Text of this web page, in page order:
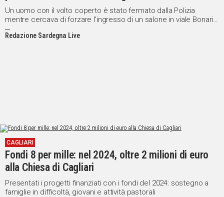
Un uomo con il volto coperto è stato fermato dalla Polizia
mentre cercava di forzare l'ingresso di un salone in viale Bonaria.
Gli agenti lo hanno trovato in possesso di strumenti da scasso
Redazione Sardegna Live
CAGLIARI
Fondi 8 per mille: nel 2024, oltre 2 milioni di euro
alla Chiesa di Cagliari
Presentati i progetti finanziati con i fondi del 2024: sostegno a
famiglie in difficoltà, giovani e attività pastorali